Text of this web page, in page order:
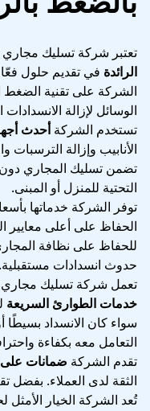
تعتبر شركة تسليك
الرائدة في تقديم حلول
الشركة على تقنية الضغط
الوسائل لإزالة الانسدادات
تستخدم الشركةأحدث
الأنابيب وإزالة
تضمن تسليك المجاري دون
التحتية للمنزل أو المبنى.
توفر الشركة خدماتها
الحفاظ على أعلى معايير
للحفاظ على نظافة
حدوث انسدادات مستقبلية.
تعمل شركة تسليك مجاري
خدمات الطوارئ السريعة
سواء كان الانسداد
التعامل معه بكفاءة
تقدم الشركة ضمانات على
الثقة لدى العملاء. بفضل
تُعد الشركة الخيار